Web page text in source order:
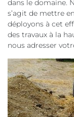
dans le domaine.
s’agit de mettre
déployons à cet
des travaux à la
nous adresser